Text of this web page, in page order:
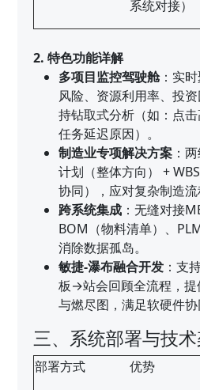
系统对接）
2. 特色功能详解
多项目监控驾驶舱：实
风险、资源利用率、投
持钻取式分析（如：点
任务延迟原因）。
制造业专项解决方案 ：
计划（整体方向） +
协同），应对复杂制造流
跨系统集成 ：无缝对接
BOM（物料清单）、
消除数据孤岛。
敏捷-瀑布融合开发 ：支
板→站会回顾全流程，提
与燃尽图，满足软硬件协
三、系统部署与技
部署方式 优势